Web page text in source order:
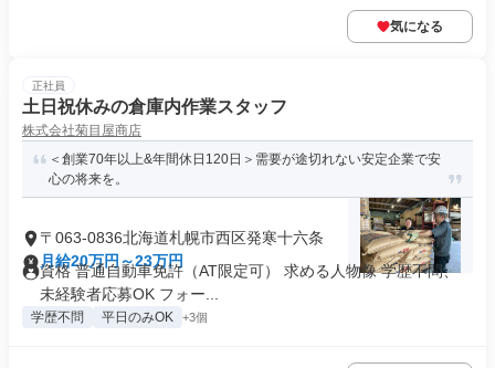
気になる
正社員
土日祝休みの倉庫内作業スタッフ
株式会社菊目屋商店
＜創業70年以上&年間休日120日＞需要が途切れない安定企業で安
心の将来を。
〒063-0836北海道札幌市西区発寒十六条
月給20万円～23万円
資格 普通自動車免許（AT限定可） 求める人物像 学歴不問、
未経験者応募OK フォー...
学歴不問 平日のみOK +3個